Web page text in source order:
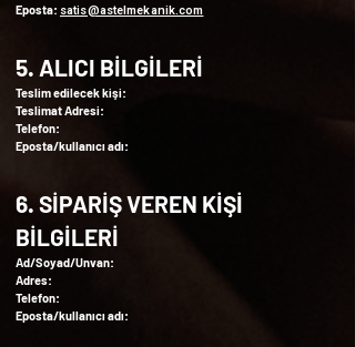
Eposta: satis@astelmekanik.com
5. ALICI BİLGİLERİ
Teslim edilecek kişi:
Teslimat Adresi:
Telefon:
Eposta/kullanıcı adı:
6. SİPARİŞ VEREN KİŞİ
BİLGİLERİ
Ad/Soyad/Unvan:
Adres:
Telefon:
Eposta/kullanıcı adı: